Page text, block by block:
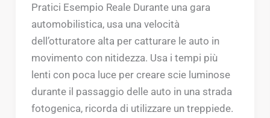
Pratici Esempio Reale Durante una gara
automobilistica, usa una velocità
dell’otturatore alta per catturare le auto in
movimento con nitidezza. Usa i tempi più
lenti con poca luce per creare scie luminose
durante il passaggio delle auto in una strada
fotogenica, ricorda di utilizzare un treppiede.